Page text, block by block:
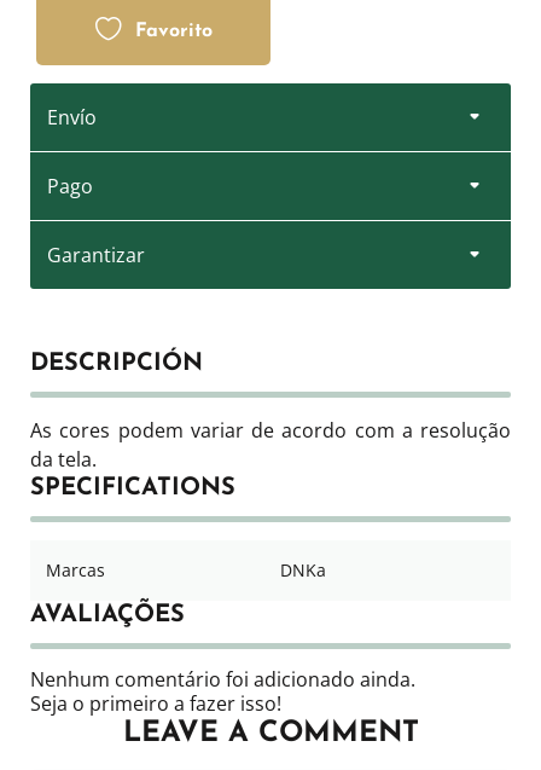
Favorito
Envío
Pago
Garantizar
DESCRIPCIÓN
As cores podem variar de acordo com a resolução
da tela.
SPECIFICATIONS
Marcas DNKa
AVALIAÇÕES
Nenhum comentário foi adicionado ainda.
Seja o primeiro a fazer isso!
LEAVE A COMMENT